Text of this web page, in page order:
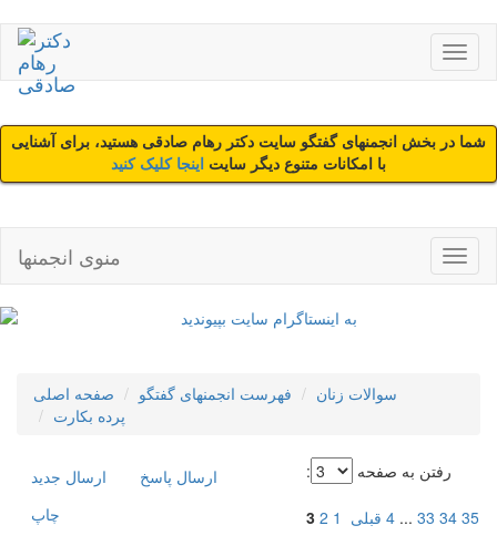
شما در بخش انجمنهای گفتگو سایت دکتر رهام صادقی هستید، برای آشنایی
با امکانات متنوع دیگر سایت اینجا کلیک کنید
منوی انجمنها
صفحه اصلی فهرست انجمنهای گفتگو
سوالات زنان
پرده بکارت
ارسال جديد
ارسال پاسخ
چاپ
رفتن به صفحه :
قبلی 1
2
3 4 ...33 34 35